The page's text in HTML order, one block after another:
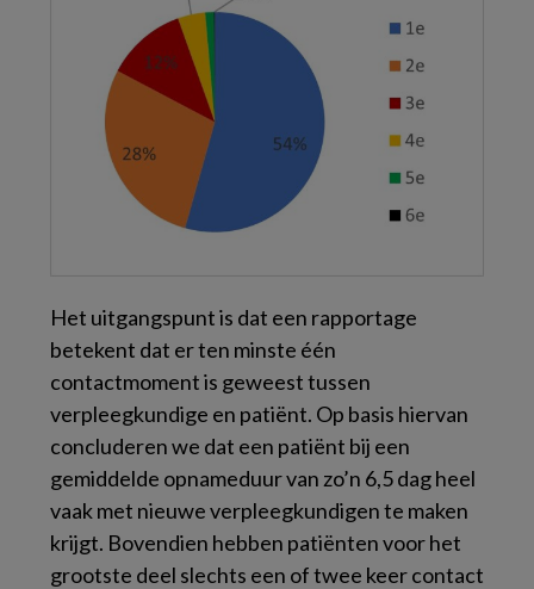
Het uitgangspunt is dat een rapportage
betekent dat er ten minste één
contactmoment is geweest tussen
verpleegkundige en patiënt. Op basis hiervan
concluderen we dat een patiënt bij een
gemiddelde opnameduur van zo’n 6,5 dag heel
vaak met nieuwe verpleegkundigen te maken
krijgt. Bovendien hebben patiënten voor het
grootste deel slechts een of twee keer contact